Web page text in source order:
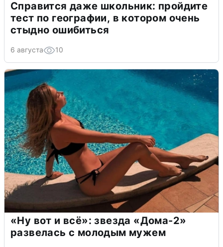
Справится даже школьник: пройдите
тест по географии, в котором очень
стыдно ошибиться
6 августа 10
«Ну вот и всё»: звезда «Дома-2»
развелась с молодым мужем